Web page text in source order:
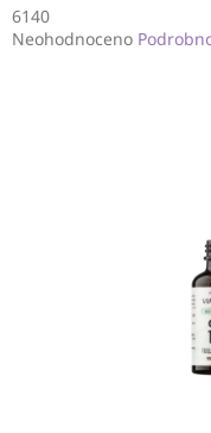
6140
Průměrné
Neohodnoceno